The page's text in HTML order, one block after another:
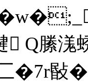
w�;_
Q縢溬
�7r敯